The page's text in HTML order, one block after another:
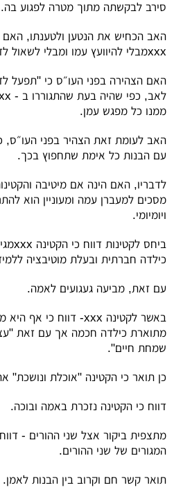
סירב לבקשתה מתוך מטרה לפגוע בה.
האב הכחיש את הנטען ולטענתו,
xxxמבלי להיוועץ עמו ומבלי לשאול
האם הצהירה בפני העו״ס כי "תפעל
לאב, כפי שהיה בעת שהתגוררו ב -
ממנו כל מפגש עמן.
האב לעומת זאת הצהיר בפני העו״ס,
עם הבנות כל אימת שתחפוץ בכך.
לדבריו, האם הינה אם מיטיבה
מסכים למעברן עמה ומעוניין הוא
ויומיומי.
ביחס לקטינות דווח כי הקטינה xxx
כילדה חברתית ובעלת מוטיבציה
עם זאת, מביעה געגועים לאמה.
באשר לקטינה xxx- דווח כי אף היא
מתוארת כילדה חכמה אך עם זאת
שמחת חיים".
כן תואר כי הקטינה "אוכלת ונושכת"
דווח כי הקטינה נזכרת באמה ובוכה.
מתצפית ביקור אצל שני ההורים -
המגורים של שני ההורים.
תואר קשר חם וקרוב בין הבנות לאמן.